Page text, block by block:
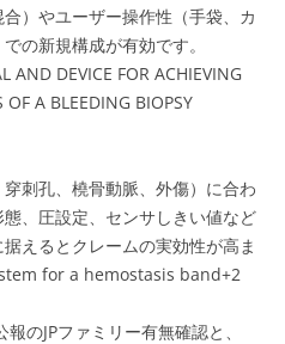
）やユーザー操作性（手袋、カ
の新規構成が有効です。
AND DEVICE FOR ACHIEVING
OF A BLEEDING BIOPSY
刺孔、橈骨動脈、外傷）に合わ
、圧設定、センサしきい値など
えるとクレームの実効性が高ま
for a hemostasis band+2
のJPファミリー有無確認と、